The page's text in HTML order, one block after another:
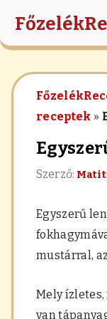
l
receptek »
Szerző:
Egyszerű
mustárral,
Mely ízletes,
van